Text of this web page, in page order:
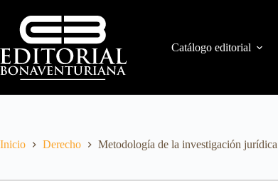
Catálogo editorial
Inicio Derecho Metodología de la investigación